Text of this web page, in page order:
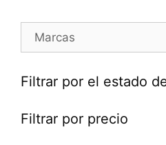
Filtrar por el estado
Filtrar por precio